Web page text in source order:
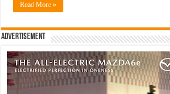
Read More »
Advertisement